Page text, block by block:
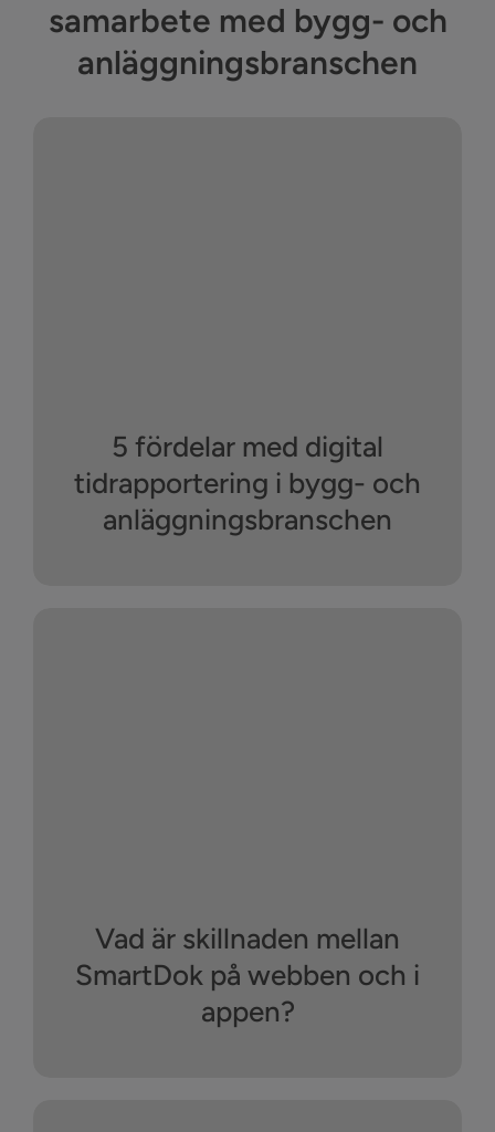
samarbete med bygg- och
anläggningsbranschen
5 fördelar med digital
tidrapportering i bygg- och
anläggningsbranschen
Vad är skillnaden mellan
SmartDok på webben och i
appen?